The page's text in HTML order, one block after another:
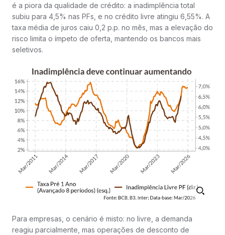
é a piora da qualidade de crédito: a inadimplência total
subiu para 4,5% nas PFs, e no crédito livre atingiu 6,55%. A
taxa média de juros caiu 0,2 p.p. no mês, mas a elevação do
risco limita o ímpeto de oferta, mantendo os bancos mais
seletivos.
Para empresas, o cenário é misto: no livre, a demanda
reagiu parcialmente, mas operações de desconto de